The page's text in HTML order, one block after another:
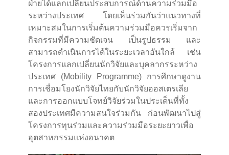
ฝ่ายได้แลกเปลี่ยนประสบการณ์ด้านความร่วมมือ
ระหว่างประเทศ โดยเห็นร่วมกันว่าแนวทางที่
เหมาะสมในการเริ่มต้นความร่วมมือควรเริ่มจาก
กิจกรรมที่มีความชัดเจน เป็นรูปธรรม และ
สามารถดำเนินการได้ในระยะเวลาอันใกล้ เช่น
โครงการแลกเปลี่ยนนักวิจัยและบุคลากรระหว่าง
ประเทศ (Mobility Programme) การศึกษาดูงาน
การเชื่อมโยงนักวิจัยไทยกับนักวิจัยออสเตรเลีย
และการออกแบบโจทย์วิจัยร่วมในประเด็นที่ทั้ง
สองประเทศมีความสนใจร่วมกัน ก่อนพัฒนาไปสู่
โครงการทุนร่วมและความร่วมมือระยะยาวเพื่อ
อุตสาหกรรมแห่งอนาคต